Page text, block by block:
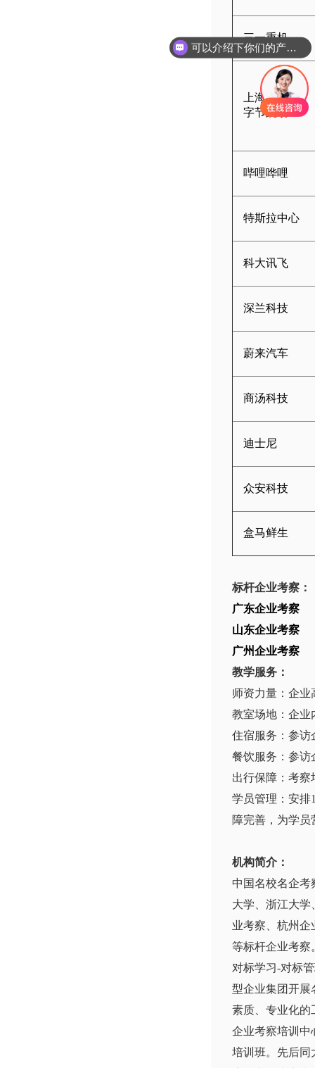
三一重机
上海
字节跳动
哔哩哗哩
特斯拉中心
科大讯飞
深兰科技
蔚来汽车
商汤科技
迪士尼
众安科技
盒马鲜生
标杆企业考察：
广东企业考察
山东企业考察
广州企业考察
教学服务：
师资力量：企业
教室场地：企业
住宿服务：参访
餐饮服务：参访
出行保障：考察
学员管理：安排
障完善，为学员
机构简介：
中国名校名企
大学、浙江大
业考察、杭州
等标杆企业考察
对标学习-对标
型企业集团开展
素质、专业化的
企业考察培训中
培训班。先后同
可以介绍下你们的产品么